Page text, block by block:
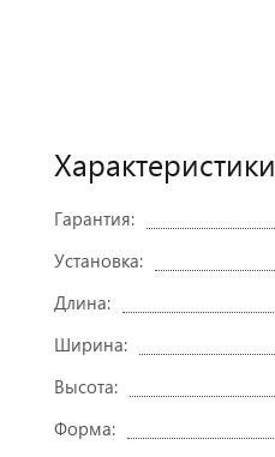
Характеристики
Гарантия:
Установка:
Длина:
Ширина:
Высота:
Форма: